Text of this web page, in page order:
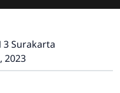
3 Surakarta
2023